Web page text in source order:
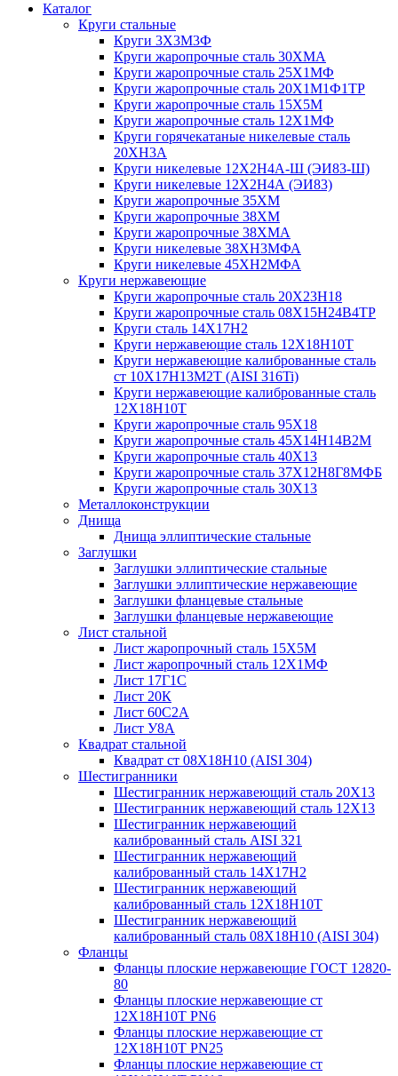
Каталог
Круги стальные
Круги 3Х3М3Ф
Круги жаропрочные сталь 30ХМА
Круги жаропрочные сталь 25Х1МФ
Круги жаропрочные сталь 20Х1М1Ф1ТР
Круги жаропрочные сталь 15Х5М
Круги жаропрочные сталь 12Х1МФ
Круги горячекатаные никелевые сталь
20ХН3А
Круги никелевые 12Х2Н4А-Ш (ЭИ83-Ш)
Круги никелевые 12Х2Н4А (ЭИ83)
Круги жаропрочные 35ХМ
Круги жаропрочные 38ХМ
Круги жаропрочные 38ХМА
Круги никелевые 38XH3MФА
Круги никелевые 45ХН2МФА
Круги нержавеющие
Круги жаропрочные сталь 20Х23Н18
Круги жаропрочные сталь 08Х15Н24В4ТР
Круги сталь 14Х17Н2
Круги нержавеющие сталь 12Х18Н10Т
Круги нержавеющие калиброванные сталь
ст 10Х17Н13М2Т (AISI 316Ti)
Круги нержавеющие калиброванные сталь
12Х18Н10Т
Круги жаропрочные сталь 95Х18
Круги жаропрочные сталь 45Х14Н14В2М
Круги жаропрочные сталь 40Х13
Круги жаропрочные сталь 37Х12Н8Г8МФБ
Круги жаропрочные сталь 30Х13
Металлоконструкции
Днища
Днища эллиптические стальные
Заглушки
Заглушки эллиптические стальные
Заглушки эллиптические нержавеющие
Заглушки фланцевые стальные
Заглушки фланцевые нержавеющие
Лист стальной
Лист жаропрочный сталь 15Х5М
Лист жаропрочный сталь 12Х1МФ
Лист 17Г1С
Лист 20К
Лист 60С2А
Лист У8А
Квадрат стальной
Квадрат ст 08Х18Н10 (AISI 304)
Шестигранники
Шестигранник нержавеющий сталь 20Х13
Шестигранник нержавеющий сталь 12Х13
Шестигранник нержавеющий
калиброванный сталь AISI 321
Шестигранник нержавеющий
калиброванный сталь 14Х17Н2
Шестигранник нержавеющий
калиброванный сталь 12Х18Н10Т
Шестигранник нержавеющий
калиброванный сталь 08Х18Н10 (AISI 304)
Фланцы
Фланцы плоские нержавеющие ГОСТ 12820-
80
Фланцы плоские нержавеющие ст
12Х18Н10Т PN6
Фланцы плоские нержавеющие ст
12Х18Н10Т PN25
Фланцы плоские нержавеющие ст